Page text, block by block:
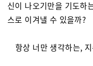
신이 나오기만을 기도하
스로 이겨낼 수 있을까?
항상 너만 생각하는,